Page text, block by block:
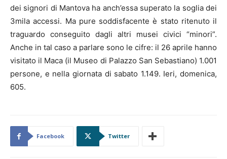
dei signori di Mantova ha anch’essa superato la soglia dei
3mila accessi. Ma pure soddisfacente è stato ritenuto il
traguardo conseguito dagli altri musei civici “minori”.
Anche in tal caso a parlare sono le cifre: il 26 aprile hanno
visitato il Maca (il Museo di Palazzo San Sebastiano) 1.001
persone, e nella giornata di sabato 1.149. Ieri, domenica,
605.
Facebook Twitter